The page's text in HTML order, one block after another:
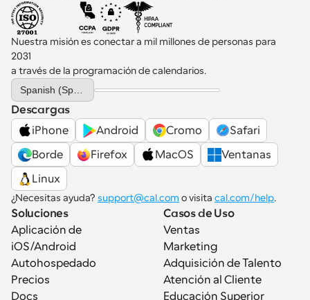
Nuestra misión es conectar a mil millones de personas para
2031
a través de la programación de calendarios.
Select Language
Descargas
iPhone
Android Cromo
Safari
Borde
Firefox MacOS
Ventanas
Linux
¿Necesitas ayuda? support@cal.com o visita cal.com/help.
Soluciones
Aplicación de
iOS/Android
Autohospedado
Precios
Docs
Casos de Uso
Ventas
Marketing
Adquisición de Talento
Atención al Cliente
Educación Superior